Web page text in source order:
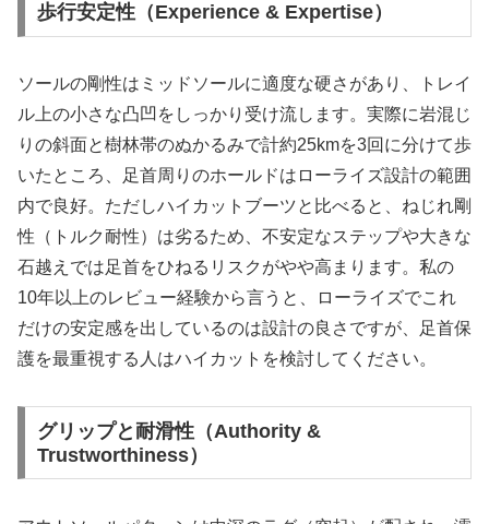
歩行安定性（Experience & Expertise）
ソールの剛性はミッドソールに適度な硬さがあり、トレイ
ル上の小さな凸凹をしっかり受け流します。実際に岩混じ
りの斜面と樹林帯のぬかるみで計約25kmを3回に分けて歩
いたところ、足首周りのホールドはローライズ設計の範囲
内で良好。ただしハイカットブーツと比べると、ねじれ剛
性（トルク耐性）は劣るため、不安定なステップや大きな
石越えでは足首をひねるリスクがやや高まります。私の
10年以上のレビュー経験から言うと、ローライズでこれ
だけの安定感を出しているのは設計の良さですが、足首保
護を最重視する人はハイカットを検討してください。
グリップと耐滑性（Authority &
Trustworthiness）